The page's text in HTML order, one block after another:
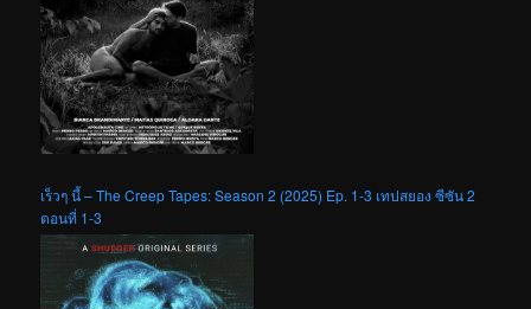
เร็วๆ นี้ – The Creep Tapes: Season 2 (2025) Ep. 1-3 เทปสยอง ซีซัน 2
ตอนที่ 1-3